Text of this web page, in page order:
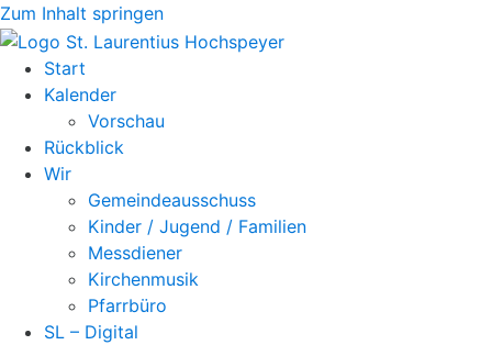
Zum Inhalt springen
Start
Kalender
Vorschau
Rückblick
Wir
Gemeindeausschuss
Kinder / Jugend / Familien
Messdiener
Kirchenmusik
Pfarrbüro
SL – Digital